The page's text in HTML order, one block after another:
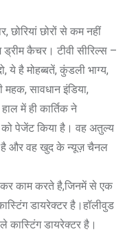
छोरियां छोरों से कम नहीं
कैचर। टीवी सीरिल्स –
ये है मोहब्बतें, कुंडली भाग्य,
महक, सावधान इंडिया,
में ही कार्तिक ने
को पेजेंट किया है। वह अतुल्य
है और वह खुद के न्यूज़ चैनल
काम करते है,जिनमें से एक
डायरेक्टर है।हॉलीवुड
कास्टिंग डायरेक्टर है।